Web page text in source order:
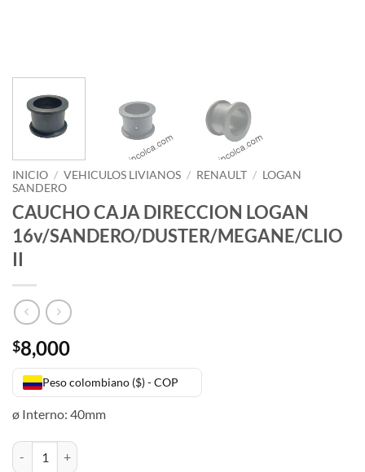
INICIO / VEHICULOS LIVIANOS / RENAULT / LOGAN
SANDERO
CAUCHO CAJA DIRECCION LOGAN
16v/SANDERO/DUSTER/MEGANE/CLIO
II
$8,000
Peso colombiano ($) - COP
ø Interno: 40mm
CAUCHO CAJA DIRECCION LOGAN 16v/SANDERO/DUSTER/